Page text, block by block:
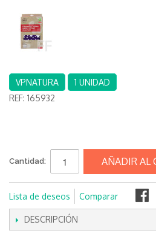
VPNATURA
1 UNIDAD
REF: 165932
Cantidad: AÑADIR AL
Lista de deseos Comparar
DESCRIPCIÓN